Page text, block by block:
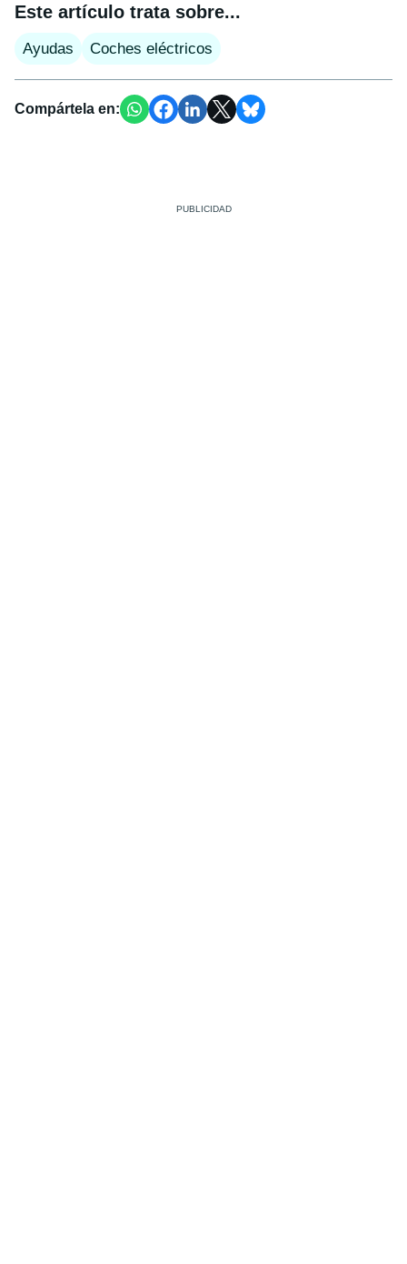
Este artículo trata sobre...
Ayudas Coches eléctricos
Compártela en: